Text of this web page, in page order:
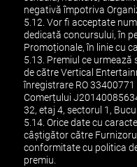
negativă împotriva
5.12. Vor fi acceptate
dedicată concursului, în
Promoționale, în linie cu
5.13. Premiul ce
de către Vertical
înregistrare RO
Comerțului
32, etaj 4, sectorul 1,
5.14. Orice date cu
câștigător către
conformitate cu politica
premiu.